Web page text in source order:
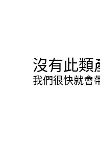
沒有此類
我們很快就會